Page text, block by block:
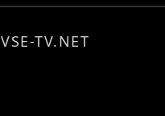
VSE-TV.NET